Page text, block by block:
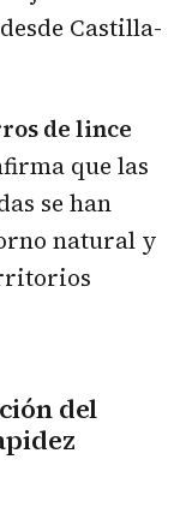
Castilla-
de lince
que las
se han
natural y
del